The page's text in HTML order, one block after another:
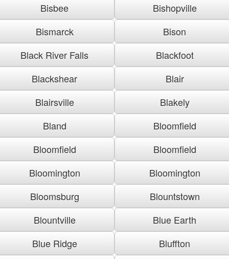
Bisbee
Bishopville
Bismarck
Bison
Black River Falls
Blackfoot
Blackshear
Blair
Blairsville
Blakely
Bland
Bloomfield
Bloomfield
Bloomfield
Bloomington
Bloomington
Bloomsburg
Blountstown
Blountville
Blue Earth
Blue Ridge
Bluffton